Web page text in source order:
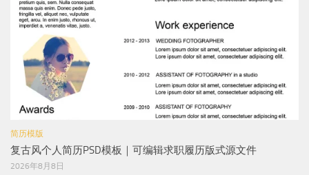
简历模版
复古风个人简历PSD模板｜可编辑求职履历版式源文件
2026年8月8日